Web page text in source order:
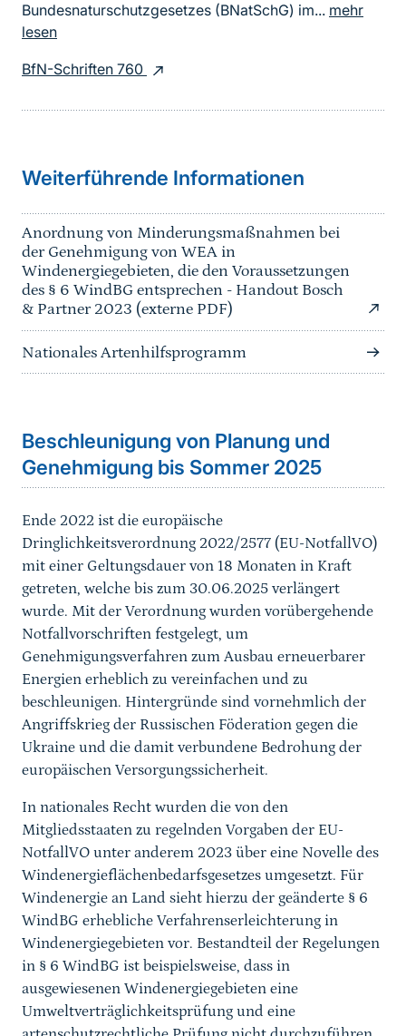
Bundesnaturschutzgesetzes (BNatSchG) im... mehr
lesen
BfN-Schriften 760
Weiterführende Informationen
Anordnung von Minderungsmaßnahmen bei
der Genehmigung von WEA in
Windenergiegebieten, die den Voraussetzungen
des § 6 WindBG entsprechen - Handout Bosch
& Partner 2023 (externe PDF)
Nationales Artenhilfsprogramm
Beschleunigung von Planung und
Genehmigung bis Sommer 2025
Ende 2022 ist die europäische
Dringlichkeitsverordnung 2022/2577 (EU-NotfallVO)
mit einer Geltungsdauer von 18 Monaten in Kraft
getreten, welche bis zum 30.06.2025 verlängert
wurde. Mit der Verordnung wurden vorübergehende
Notfallvorschriften festgelegt, um
Genehmigungsverfahren zum Ausbau erneuerbarer
Energien erheblich zu vereinfachen und zu
beschleunigen. Hintergründe sind vornehmlich der
Angriffskrieg der Russischen Föderation gegen die
Ukraine und die damit verbundene Bedrohung der
europäischen Versorgungssicherheit.
In nationales Recht wurden die von den
Mitgliedsstaaten zu regelnden Vorgaben der EU-
NotfallVO unter anderem 2023 über eine Novelle des
Windenergieflächenbedarfsgesetzes umgesetzt. Für
Windenergie an Land sieht hierzu der geänderte § 6
WindBG erhebliche Verfahrenserleichterung in
Windenergiegebieten vor. Bestandteil der Regelungen
in § 6 WindBG ist beispielsweise, dass in
ausgewiesenen Windenergiegebieten eine
Umweltverträglichkeitsprüfung und eine